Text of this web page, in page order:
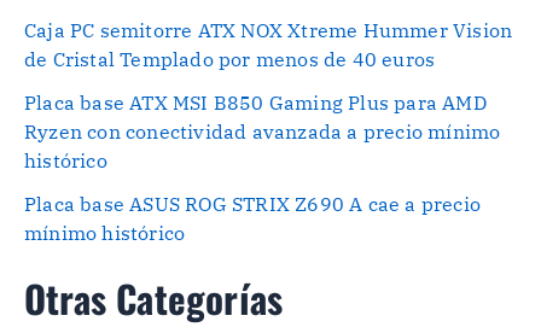
Caja PC semitorre ATX NOX Xtreme Hummer Vision
de Cristal Templado por menos de 40 euros
Placa base ATX MSI B850 Gaming Plus para AMD
Ryzen con conectividad avanzada a precio mínimo
histórico
Placa base ASUS ROG STRIX Z690 A cae a precio
mínimo histórico
Otras Categorías